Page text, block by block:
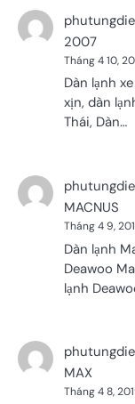
2007
Tháng 4 10,
Dàn lạnh
xịn, dàn
Thái, Dàn…
MACNUS
Tháng 4 9,
Dàn lạnh
Deawoo
lạnh
MAX
Tháng 4 8,